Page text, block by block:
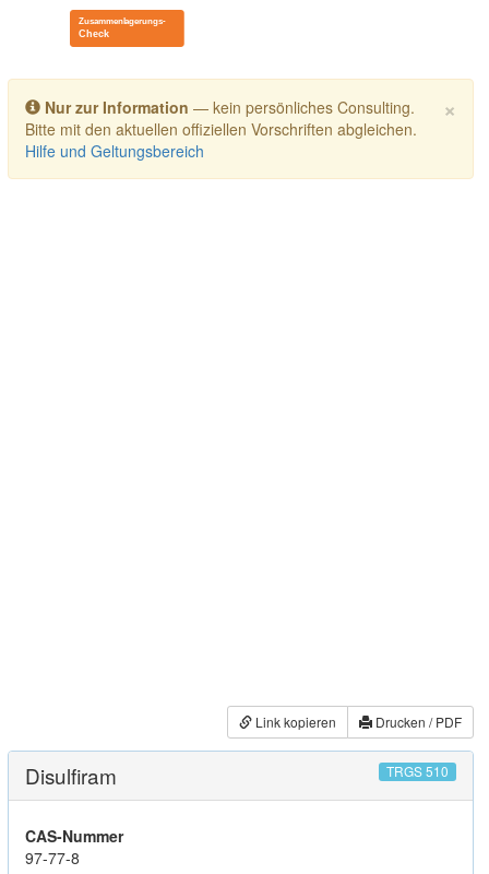
Toggle navigation
×
Nur zur Information — kein persönliches Consulting.
Bitte mit den aktuellen offiziellen Vorschriften abgleichen.
Hilfe und Geltungsbereich
Link kopieren Drucken / PDF
Disulfiram TRGS 510
CAS-Nummer
97-77-8